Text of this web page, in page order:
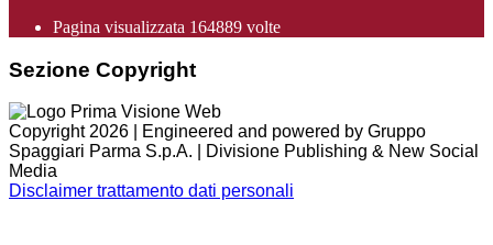
Pagina visualizzata 164889 volte
Sezione Copyright
Copyright 2026 | Engineered and powered by Gruppo
Spaggiari Parma S.p.A. | Divisione Publishing & New Social
Media
Disclaimer trattamento dati personali